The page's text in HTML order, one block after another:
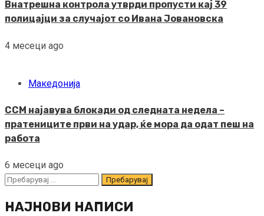
Внатрешна контрола утврди пропусти кај 39
полицајци за случајот со Ивана Јовановска
4 месеци ago
Македонија
ССМ најавува блокади од следната недела –
пратениците први на удар, ќе мора да одат пеш на
работа
6 месеци ago
Пребарувај
НАЈНОВИ НАПИСИ